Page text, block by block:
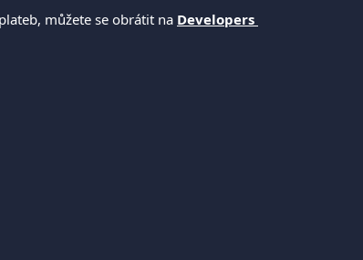
můžete se obrátit na Developers